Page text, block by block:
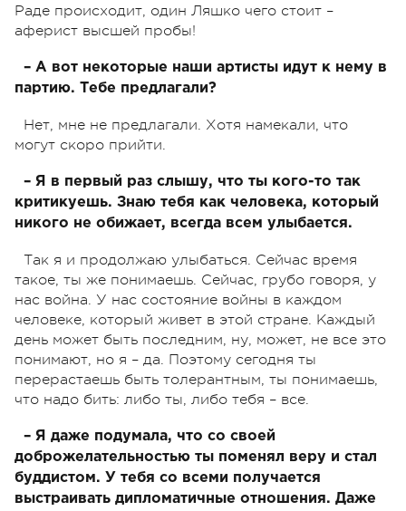
Раде происходит, один Ляшко чего стоит –
аферист высшей пробы!
– А вот некоторые наши артисты идут к нему в
партию. Тебе предлагали?
Нет, мне не предлагали. Хотя намекали, что
могут скоро прийти.
– Я в первый раз слышу, что ты кого-то так
критикуешь. Знаю тебя как человека, который
никого не обижает, всегда всем улыбается.
Так я и продолжаю улыбаться. Сейчас время
такое, ты же понимаешь. Сейчас, грубо говоря, у
нас война. У нас состояние войны в каждом
человеке, который живет в этой стране. Каждый
день может быть последним, ну, может, не все это
понимают, но я – да. Поэтому сегодня ты
перерастаешь быть толерантным, ты понимаешь,
что надо бить: либо ты, либо тебя – все.
– Я даже подумала, что со своей
доброжелательностью ты поменял веру и стал
буддистом. У тебя со всеми получается
выстраивать дипломатичные отношения. Даже